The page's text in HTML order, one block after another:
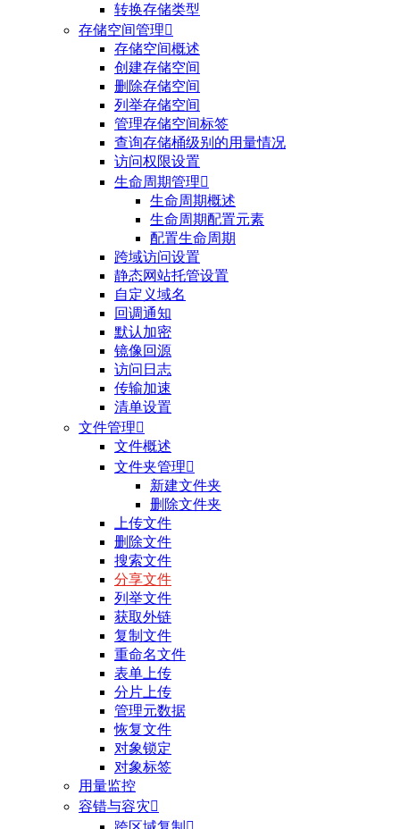
转换存储类型
存储空间管理
存储空间概述
创建存储空间
删除存储空间
列举存储空间
管理存储空间标签
查询存储桶级别的用量情况
访问权限设置
生命周期管理
生命周期概述
生命周期配置元素
配置生命周期
跨域访问设置
静态网站托管设置
自定义域名
回调通知
默认加密
镜像回源
访问日志
传输加速
清单设置
文件管理
文件概述
文件夹管理
新建文件夹
删除文件夹
上传文件
删除文件
搜索文件
分享文件
列举文件
获取外链
复制文件
重命名文件
表单上传
分片上传
管理元数据
恢复文件
对象锁定
对象标签
用量监控
容错与容灾